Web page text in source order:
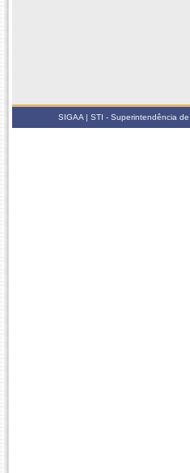
SIGAA | STI - Superintendência